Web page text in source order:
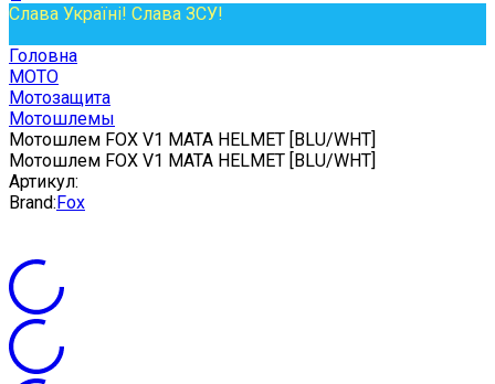
Слава Україні! Слава ЗСУ!
Головна
МОТО
Мотозащита
Мотошлемы
Мотошлем FOX V1 MATA HELMET [BLU/WHT]
Мотошлем FOX V1 MATA HELMET [BLU/WHT]
Артикул:
Brand:Fox